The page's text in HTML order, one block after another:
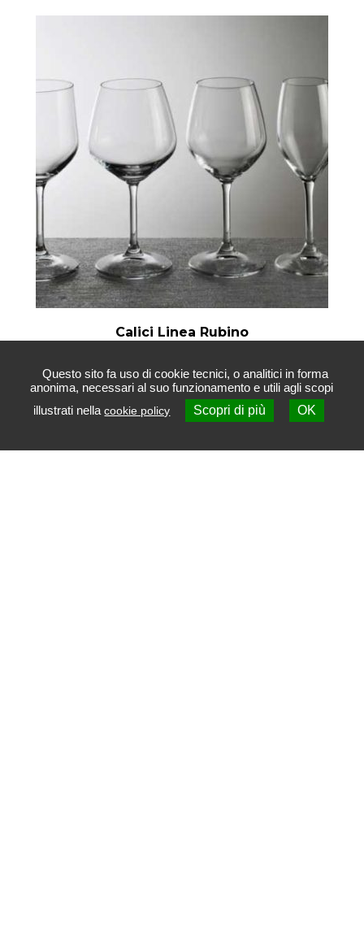
Calici Linea Rubino
Contattaci
Questo sito fa uso di cookie tecnici, o analitici in forma
anonima, necessari al suo funzionamento e utili agli scopi
illustrati nellacookie policy Scopri di più OK